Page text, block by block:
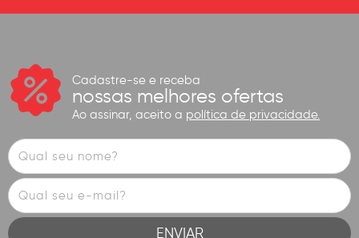
Cadastre-se e receba
nossas melhores ofertas
Ao assinar, aceito a política de privacidade.